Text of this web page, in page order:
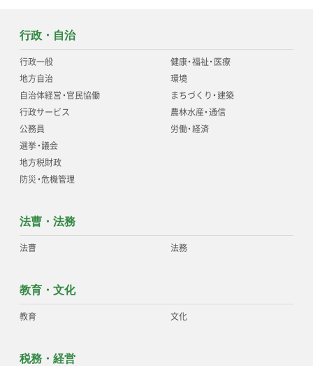
行政・自治
行政一般
地方自治
自治体経営・官民協働
行政サービス
公務員
選挙・議会
地方税財政
防災・危機管理
健康・福祉・医療
環境
まちづくり・建築
農林水産・通信
労働・経済
法曹・法務
法曹 法務
教育・文化
教育 文化
税務・経営